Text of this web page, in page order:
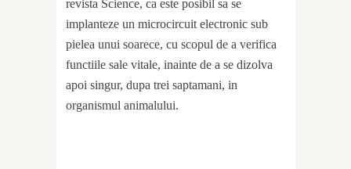
revista Science, ca este posibil sa se
implanteze un microcircuit electronic sub
pielea unui soarece, cu scopul de a verifica
functiile sale vitale, inainte de a se dizolva
apoi singur, dupa trei saptamani, in
organismul animalului.